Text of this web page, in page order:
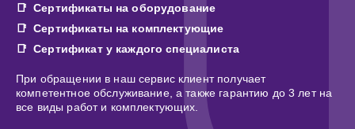
Сертификаты на оборудование
Сертификаты на комплектующие
Сертификат у каждого специалиста
При обращении в наш сервис клиент получает
компетентное обслуживание, а также гарантию до 3 лет на
все виды работ и комплектующих.